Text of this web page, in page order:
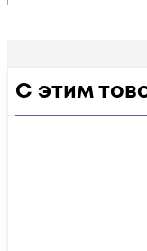
С этим